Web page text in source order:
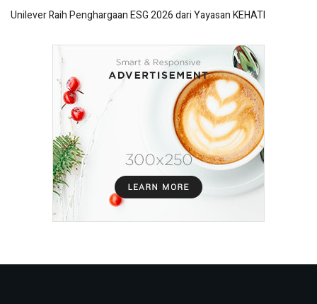
Unilever Raih Penghargaan ESG 2026 dari Yayasan KEHATI